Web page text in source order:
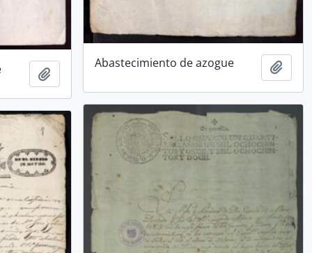
Abastecimiento de azogue
Añadir al portapapeles